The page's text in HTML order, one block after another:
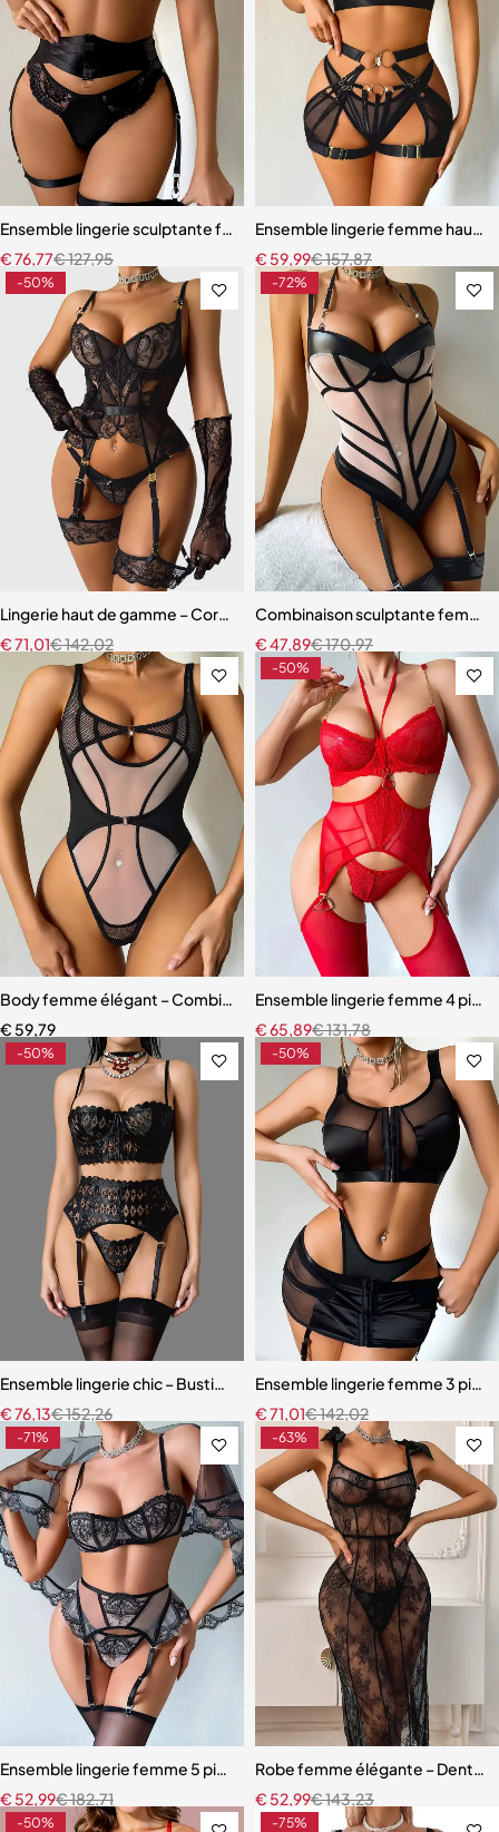
Ensemble lingerie sculptante femme – Dentelle raffinée avec
€127,95
€76,77
Ensemble lingerie femme haut
€157,87
€ 59,99
-50%
Lingerie haut de gamme – Corset en dentelle avec string,
€142,02
€71,01
-72%
Combinaison sculptante femme
€170,97
€47,89
Body femme élégant – Combinaison avec empiècements en maille
€ 59,79
-50%
Ensemble lingerie femme 4
€131,78
€65,89
-50%
Ensemble lingerie chic – Bustier sculptant avec porte-jarretelles et
€152,26
€76,13
-50%
Ensemble lingerie femme 3
€142,02
€71,01
-71%
Ensemble lingerie femme 5 pièces – Dentelle brodée florale avec
€182,71
€ 52,99
-63%
Robe femme élégante –
€143,23
€ 52,99
-50% -75%